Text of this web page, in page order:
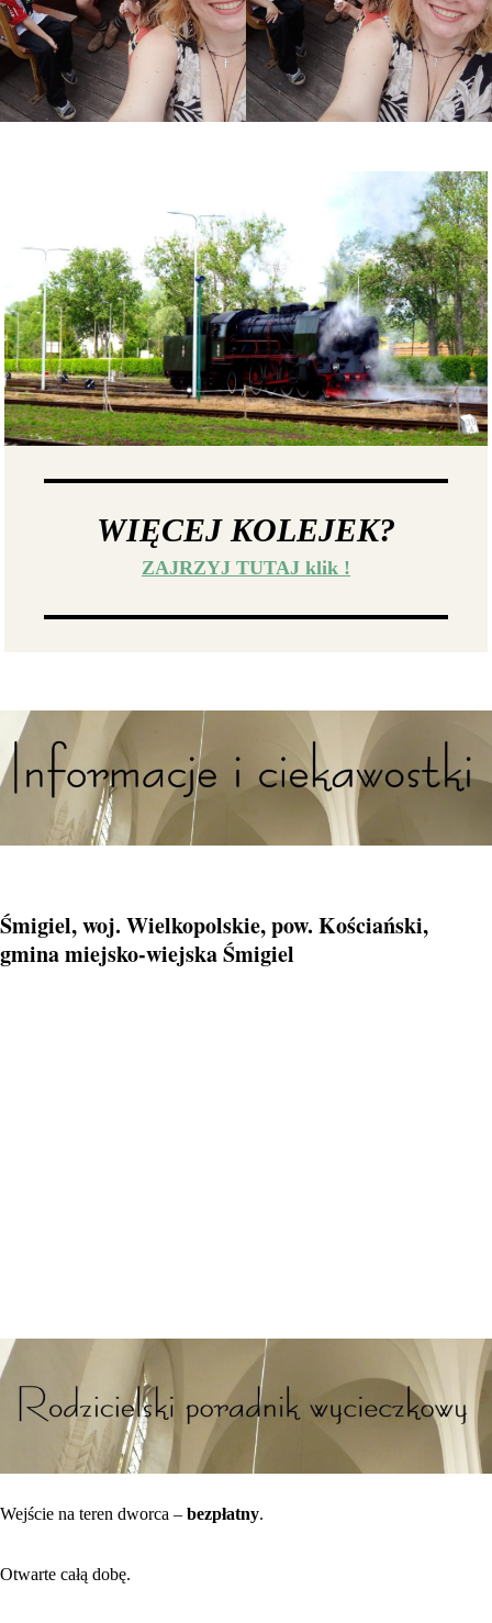
WIĘCEJ KOLEJEK?
ZAJRZYJ TUTAJ klik !
Śmigiel, woj. Wielkopolskie, pow. Kościański,
gmina miejsko-wiejska Śmigiel
Wejście na teren dworca – bezpłatny.
Otwarte całą dobę.